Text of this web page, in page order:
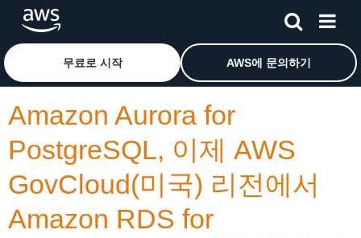
메인 콘텐츠로 건너뛰기Amazon Web Services 홈 페이지로 돌아가려면 여기를 클
무료로 시작 AWS에 문의하기
Amazon Aurora for
PostgreSQL, 이제 AWS
GovCloud(미국) 리전에서
Amazon RDS for